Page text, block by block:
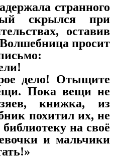
странного
скрылся при
оставив
просит
дело! Отыщите
Пока вещи не
книжка, из
похитил их, не
на своё
и мальчики